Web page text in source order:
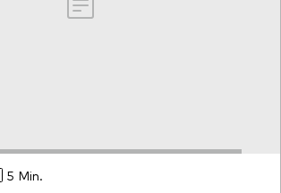
5 Min.